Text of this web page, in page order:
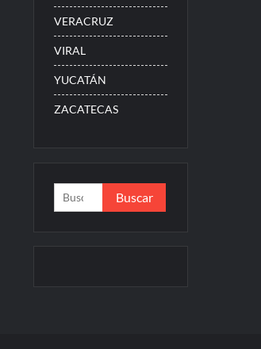
VERACRUZ
VIRAL
YUCATÁN
ZACATECAS
Buscar: